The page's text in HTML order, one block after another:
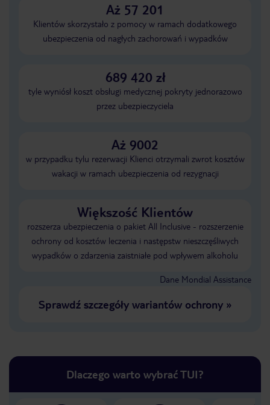
Aż 57 201
Klientów skorzystało z pomocy w ramach dodatkowego
ubezpieczenia od nagłych zachorowań i wypadków
689 420 zł
tyle wyniósł koszt obsługi medycznej pokryty jednorazowo
przez ubezpieczyciela
Aż 9002
w przypadku tylu rezerwacji Klienci otrzymali zwrot kosztów
wakacji w ramach ubezpieczenia od rezygnacji
Większość Klientów
rozszerza ubezpieczenia o pakiet All Inclusive - rozszerzenie
ochrony od kosztów leczenia i następstw nieszczęśliwych
wypadków o zdarzenia zaistniałe pod wpływem alkoholu
Dane Mondial Assistance
Sprawdź szczegóły wariantów ochrony»
Dlaczego warto wybrać TUI?